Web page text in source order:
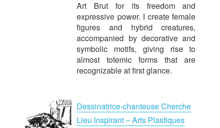
Art Brut for its freedom and
expressive power. I create female
figures and hybrid creatures,
accompanied by decorative and
symbolic motifs, giving rise to
almost totemic forms that are
recognizable at first glance.
Dessinatrice-chanteuse Cherche
Lieu Inspirant – Arts Plastiques